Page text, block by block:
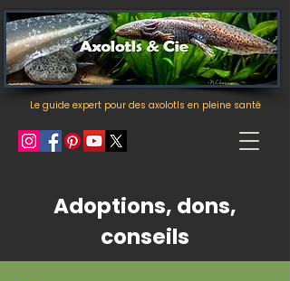
Le guide expert pour des axolotls en pleine santé
Adoptions, dons,
conseils